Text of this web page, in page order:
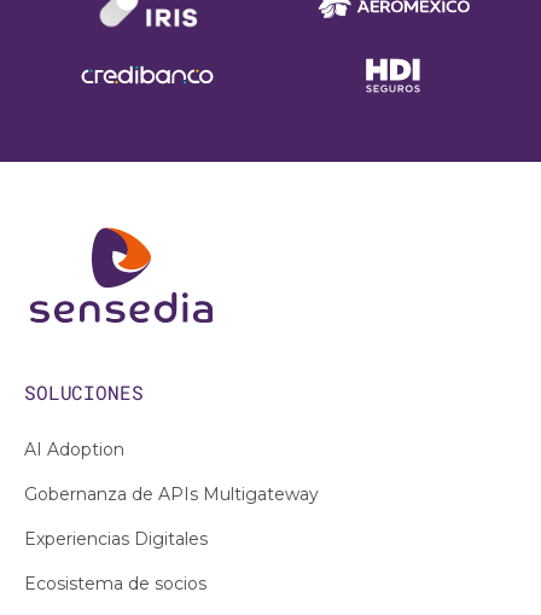
SOLUCIONES
AI Adoption
Gobernanza de APIs Multigateway
Experiencias Digitales
Ecosistema de socios